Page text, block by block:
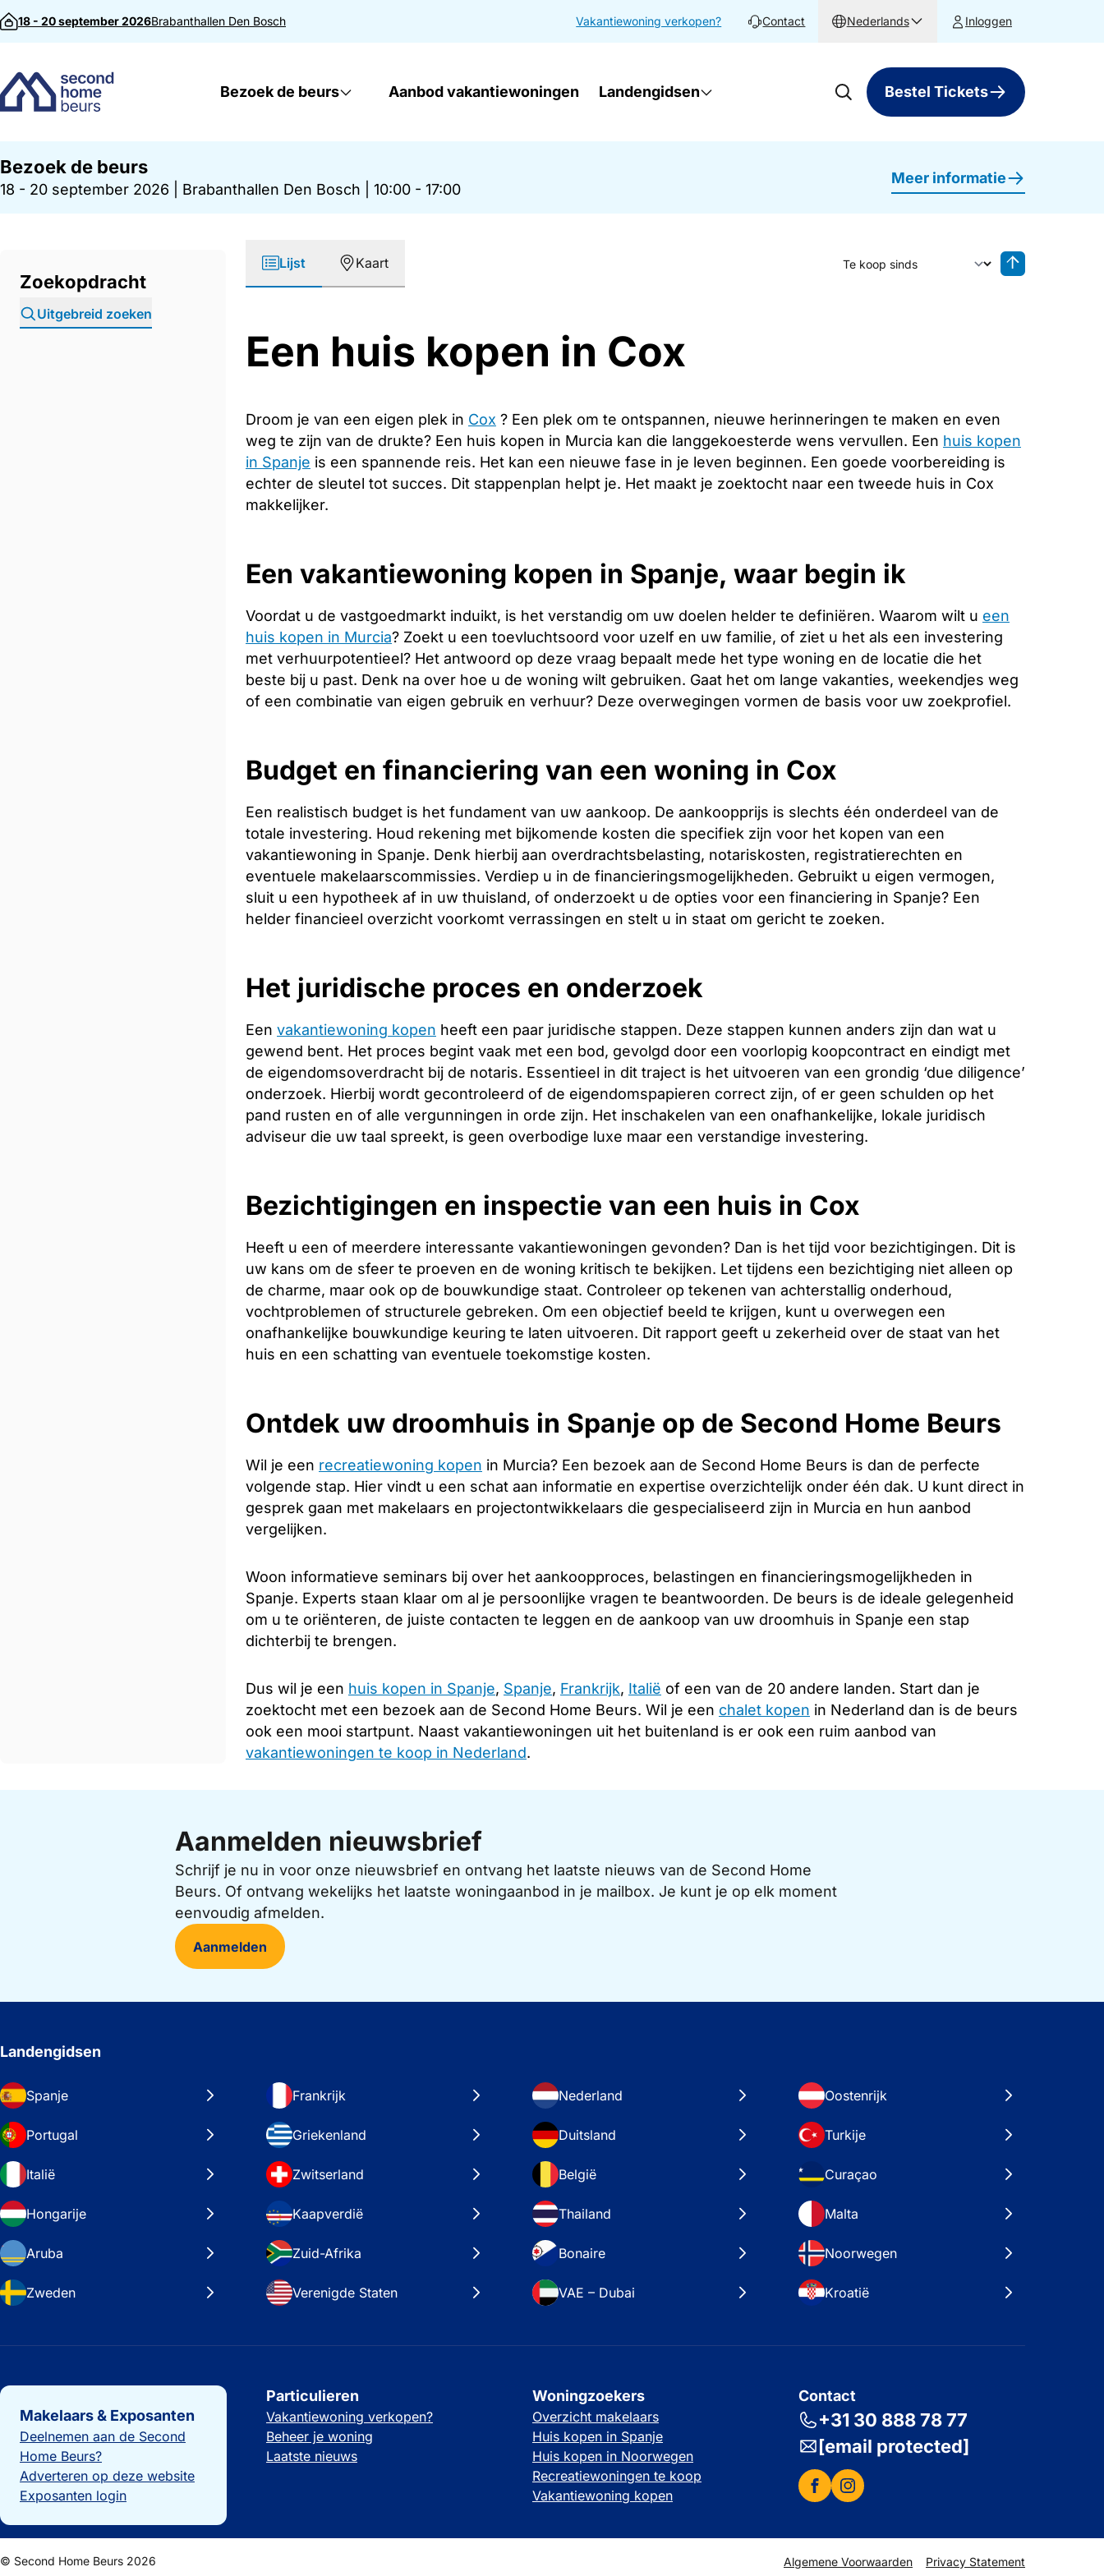
Direct naar inhoud
18 - 20 september 2026Brabanthallen Den Bosch Vakantiewoning verkopen? Contact Nederlands Inloggen
Bezoek de beurs Aanbod vakantiewoningen Landengidsen Bestel Tickets
Bezoek de beurs
18 - 20 september 2026 Brabanthallen Den Bosch 10:00 - 17:00
Meer informatie
Zoekopdracht
Uitgebreid zoeken
Lijst Kaart
Sorteer op
Een huis kopen in Cox
Droom je van een eigen plek in Cox ? Een plek om te ontspannen, nieuwe herinneringen te maken en even
weg te zijn van de drukte? Een huis kopen in Murcia kan die langgekoesterde wens vervullen. Een huis kopen
in Spanje is een spannende reis. Het kan een nieuwe fase in je leven beginnen. Een goede voorbereiding is
echter de sleutel tot succes. Dit stappenplan helpt je. Het maakt je zoektocht naar een tweede huis in Cox
makkelijker.
Een vakantiewoning kopen in Spanje, waar begin ik
Voordat u de vastgoedmarkt induikt, is het verstandig om uw doelen helder te definiëren. Waarom wilt u een
huis kopen in Murcia? Zoekt u een toevluchtsoord voor uzelf en uw familie, of ziet u het als een investering
met verhuurpotentieel? Het antwoord op deze vraag bepaalt mede het type woning en de locatie die het
beste bij u past. Denk na over hoe u de woning wilt gebruiken. Gaat het om lange vakanties, weekendjes weg
of een combinatie van eigen gebruik en verhuur? Deze overwegingen vormen de basis voor uw zoekprofiel.
Budget en financiering van een woning in Cox
Een realistisch budget is het fundament van uw aankoop. De aankoopprijs is slechts één onderdeel van de
totale investering. Houd rekening met bijkomende kosten die specifiek zijn voor het kopen van een
vakantiewoning in Spanje. Denk hierbij aan overdrachtsbelasting, notariskosten, registratierechten en
eventuele makelaarscommissies. Verdiep u in de financieringsmogelijkheden. Gebruikt u eigen vermogen,
sluit u een hypotheek af in uw thuisland, of onderzoekt u de opties voor een financiering in Spanje? Een
helder financieel overzicht voorkomt verrassingen en stelt u in staat om gericht te zoeken.
Het juridische proces en onderzoek
Een vakantiewoning kopen heeft een paar juridische stappen. Deze stappen kunnen anders zijn dan wat u
gewend bent. Het proces begint vaak met een bod, gevolgd door een voorlopig koopcontract en eindigt met
de eigendomsoverdracht bij de notaris. Essentieel in dit traject is het uitvoeren van een grondig ‘due diligence’
onderzoek. Hierbij wordt gecontroleerd of de eigendomspapieren correct zijn, of er geen schulden op het
pand rusten en of alle vergunningen in orde zijn. Het inschakelen van een onafhankelijke, lokale juridisch
adviseur die uw taal spreekt, is geen overbodige luxe maar een verstandige investering.
Bezichtigingen en inspectie van een huis in Cox
Heeft u een of meerdere interessante vakantiewoningen gevonden? Dan is het tijd voor bezichtigingen. Dit is
uw kans om de sfeer te proeven en de woning kritisch te bekijken. Let tijdens een bezichtiging niet alleen op
de charme, maar ook op de bouwkundige staat. Controleer op tekenen van achterstallig onderhoud,
vochtproblemen of structurele gebreken. Om een objectief beeld te krijgen, kunt u overwegen een
onafhankelijke bouwkundige keuring te laten uitvoeren. Dit rapport geeft u zekerheid over de staat van het
huis en een schatting van eventuele toekomstige kosten.
Ontdek uw droomhuis in Spanje op de Second Home Beurs
Wil je een recreatiewoning kopen in Murcia? Een bezoek aan de Second Home Beurs is dan de perfecte
volgende stap. Hier vindt u een schat aan informatie en expertise overzichtelijk onder één dak. U kunt direct in
gesprek gaan met makelaars en projectontwikkelaars die gespecialiseerd zijn in Murcia en hun aanbod
vergelijken.
Woon informatieve seminars bij over het aankoopproces, belastingen en financieringsmogelijkheden in
Spanje. Experts staan klaar om al je persoonlijke vragen te beantwoorden. De beurs is de ideale gelegenheid
om u te oriënteren, de juiste contacten te leggen en de aankoop van uw droomhuis in Spanje een stap
dichterbij te brengen.
Dus wil je een huis kopen in Spanje, Spanje, Frankrijk, Italië of een van de 20 andere landen. Start dan je
zoektocht met een bezoek aan de Second Home Beurs. Wil je een chalet kopen in Nederland dan is de beurs
ook een mooi startpunt. Naast vakantiewoningen uit het buitenland is er ook een ruim aanbod van
vakantiewoningen te koop in Nederland.
Aanmelden nieuwsbrief
Schrijf je nu in voor onze nieuwsbrief en ontvang het laatste nieuws van de Second Home
Beurs. Of ontvang wekelijks het laatste woningaanbod in je mailbox. Je kunt je op elk moment
eenvoudig afmelden.
Aanmelden
Landengidsen
Spanje Frankrijk Nederland Oostenrijk
Portugal Griekenland Duitsland Turkije
Italië Zwitserland België Curaçao
Hongarije Kaapverdië Thailand Malta
Aruba Zuid-Afrika Bonaire Noorwegen
Zweden Verenigde Staten VAE – Dubai Kroatië
Belangrijke links
Makelaars & Exposanten
Deelnemen aan de Second
Home Beurs?
Adverteren op deze website
Exposanten login
Particulieren
Vakantiewoning verkopen?
Beheer je woning
Laatste nieuws
Woningzoekers
Overzicht makelaars
Huis kopen in Spanje
Huis kopen in Noorwegen
Recreatiewoningen te koop
Vakantiewoning kopen
Contact
+31 30 888 78 77
[email protected]
© Second Home Beurs 2026 Algemene Voorwaarden Privacy Statement